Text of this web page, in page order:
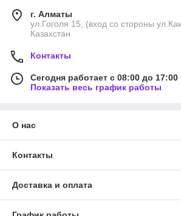
г. Алматы
ул.Гоголя 15, (вход со стороны
Казахстан
Контакты
Сегодня работает с 08:00 до 17:00
Показать весь график работы
О нас
Контакты
Доставка и оплата